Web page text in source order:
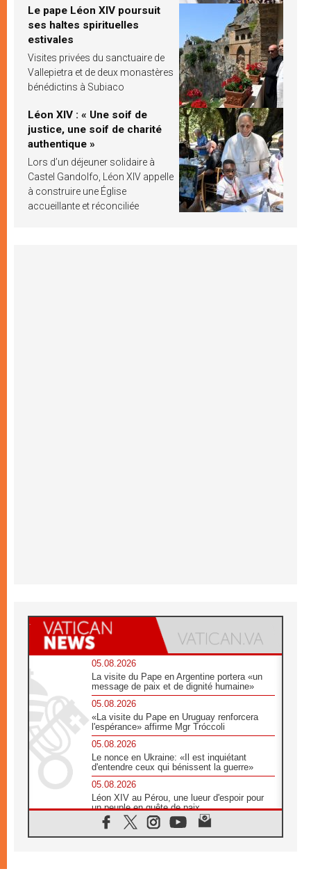
Le pape Léon XIV poursuit
ses haltes spirituelles
estivales
Visites privées du sanctuaire de
Vallepietra et de deux monastères
bénédictins à Subiaco
Léon XIV : « Une soif de
justice, une soif de charité
authentique »
Lors d’un déjeuner solidaire à
Castel Gandolfo, Léon XIV appelle
à construire une Église
accueillante et réconciliée
05.08.2026
La visite du Pape en Argentine portera «un
message de paix et de dignité humaine»
05.08.2026
«La visite du Pape en Uruguay renforcera
l'espérance» affirme Mgr Tróccoli
05.08.2026
Le nonce en Ukraine: «Il est inquiétant
d'entendre ceux qui bénissent la guerre»
05.08.2026
Léon XIV au Pérou, une lueur d'espoir pour
un peuple en quête de paix
05.08.2026
SCEAM: L'Église en Afrique vers